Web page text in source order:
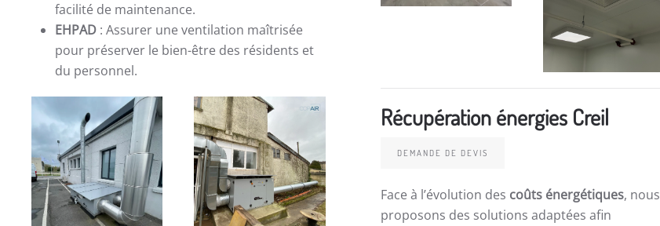
facilité de maintenance.
EHPAD : Assurer une ventilation maîtrisée
pour préserver le bien-être des résidents et
du personnel.
Récupération énergies Creil
DEMANDE DE DEVIS
Face à l’évolution des coûts énergétiques, nous
proposons des solutions adaptées afin